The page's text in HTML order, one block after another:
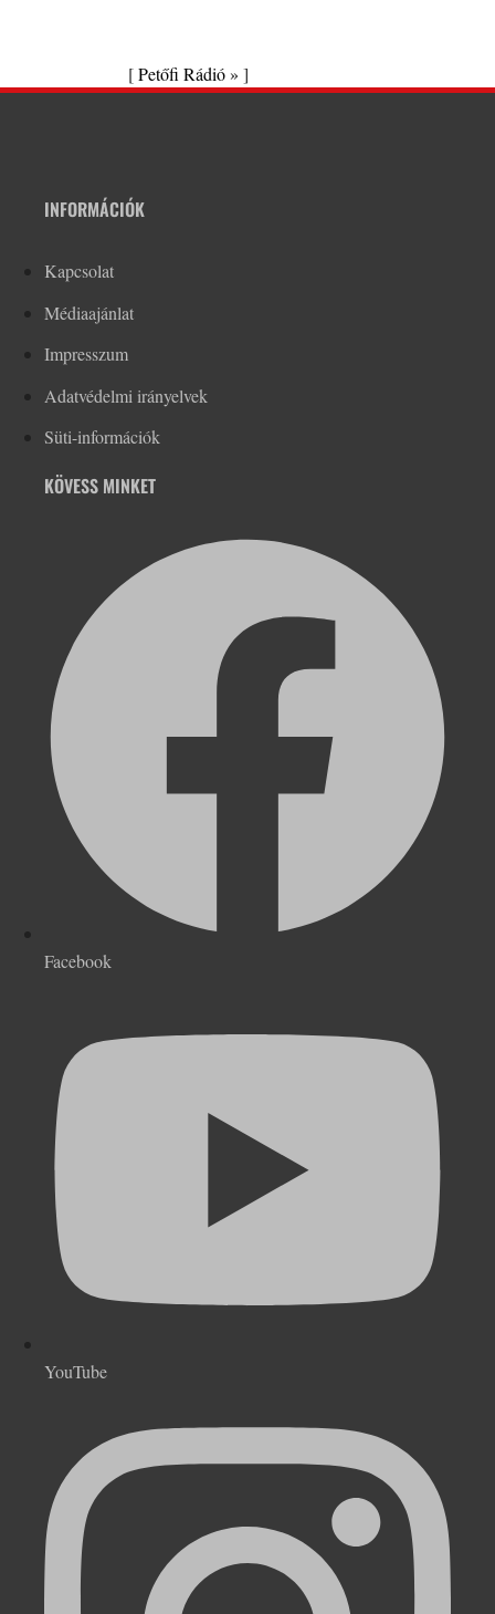
[Petőfi Rádió » ]
INFORMÁCIÓK
Kapcsolat
Médiaajánlat
Impresszum
Adatvédelmi irányelvek
Süti-információk
KÖVESS MINKET
Facebook
YouTube